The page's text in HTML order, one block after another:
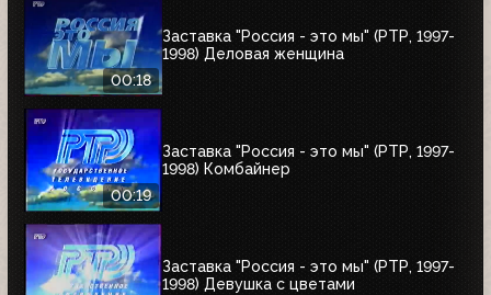
00:18
Заставка "Россия - это мы" (РТР, 1997-
1998) Деловая женщина
00:19
Заставка "Россия - это мы" (РТР, 1997-
1998) Комбайнер
Заставка "Россия - это мы" (РТР, 1997-
1998) Девушка с цветами